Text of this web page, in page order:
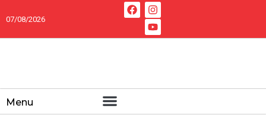
07/08/2026
Menu